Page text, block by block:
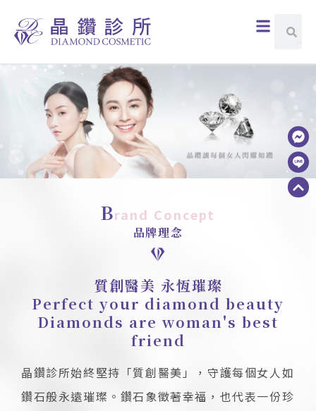
選
單
尋
Brand Concept
品牌理念
質創醫美 永恆璀璨
Perfect your diamond beauty
Diamonds are woman's best
friend
晶鑽診所始終堅持「質創醫美」，守護每個女人如
鑽石般永遠璀璨。鑽石象徵著幸福，也代表一份珍